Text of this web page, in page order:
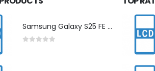
Samsung Galaxy S25 FE scherm herstelling